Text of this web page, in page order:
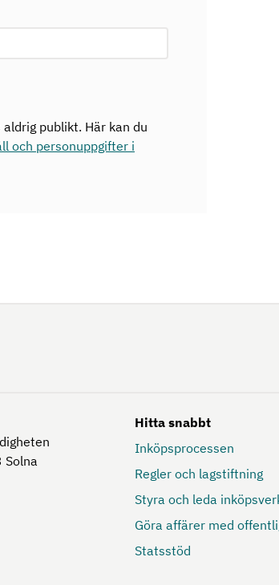
publikt. Här kan du
och personuppgifter i
Solna
Hitta snabbt
Inköpsprocessen
Regler och lagstiftning
Styra och leda
Göra affärer med
Statsstöd